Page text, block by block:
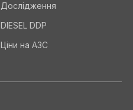
Дослідження
DIESEL DDP
Ціни на АЗС